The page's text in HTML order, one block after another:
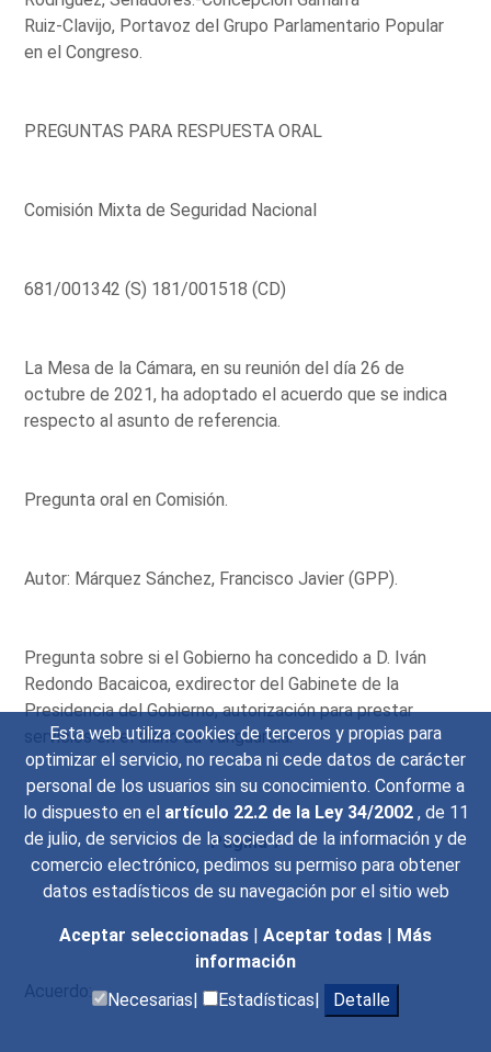
Esta web utiliza cookies de terceros y propias para
optimizar el servicio, no recaba ni cede datos de carácter
personal de los usuarios sin su conocimiento. Conforme a
lo dispuesto en el artículo 22.2 de la Ley 34/2002 , de 11
de julio, de servicios de la sociedad de la información y de
comercio electrónico, pedimos su permiso para obtener
datos estadísticos de su navegación por el sitio web
Aceptar seleccionadas | Aceptar todas | Más
información
Necesarias|
Estadísticas| Detalle
Ruiz-Clavijo, Portavoz del Grupo Parlamentario Popular
en el Congreso.
PREGUNTAS PARA RESPUESTA ORAL
Comisión Mixta de Seguridad Nacional
681/001342 (S) 181/001518 (CD)
La Mesa de la Cámara, en su reunión del día 26 de
octubre de 2021, ha adoptado el acuerdo que se indica
respecto al asunto de referencia.
Pregunta oral en Comisión.
Autor: Márquez Sánchez, Francisco Javier (GPP).
Pregunta sobre si el Gobierno ha concedido a D. Iván
Redondo Bacaicoa, exdirector del Gabinete de la
Presidencia del Gobierno, autorización para prestar
servicios en el diario La Vanguardia.
Página 7
Acuerdo: